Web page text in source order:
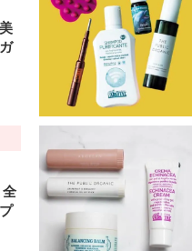
全
【JJ専属モデルの素顔】ビューテ
ィ大好き！ 松川 星のお気に入り
コスメをCHECK
【体験レポ】 ニュウマン高輪！
新店舗「uka store / Care &
」でネイルケア体験！JJア
フタヌーンティー来場者限定チケ